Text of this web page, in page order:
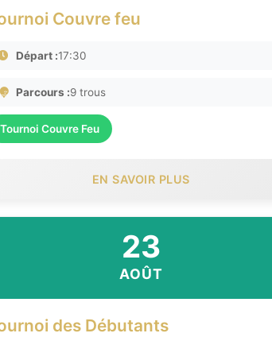
Couvre feu
Départ :17:30
Parcours :9 trous
Tournoi Couvre Feu
EN SAVOIR PLUS
23
AOÛT
des Débutants